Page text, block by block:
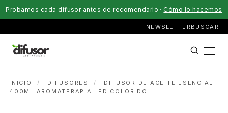
Probamos cada difusor antes de recomendarlo · Cómo lo hacemos
NEWSLETTER BUSCAR
INICIO / DIFUSORES /
DIFUSOR DE ACEITE ESENCIAL
400ML AROMATERAPIA LED COLORIDO